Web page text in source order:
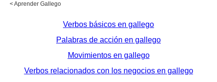
<Aprender Gallego
Verbos básicos en gallego
Palabras de acción en gallego
Movimientos en gallego
Verbos relacionados con los negocios en gallego